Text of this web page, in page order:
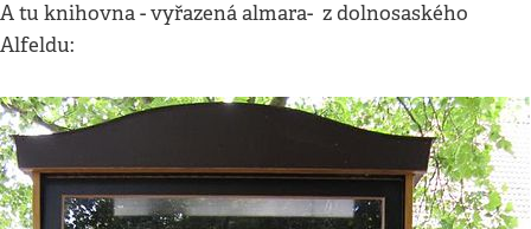
A tu knihovna - vyřazená almara- z dolnosaského
Alfeldu: